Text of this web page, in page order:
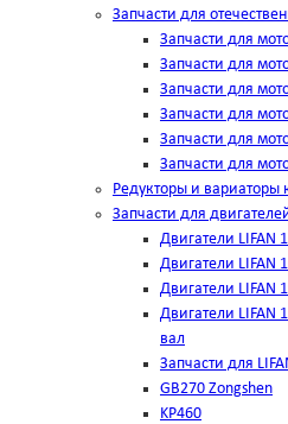
Запчасти для
Запчасти для
Запчасти для
Запчасти для
Запчасти для
Запчасти для
Запчасти для
Редукторы и вариаторы
Запчасти для
Двигатели LIFAN
Двигатели LIFAN
Двигатели LIFAN
Двигатели LIFAN
вал
Запчасти для
GB270 Zongshen
KP460